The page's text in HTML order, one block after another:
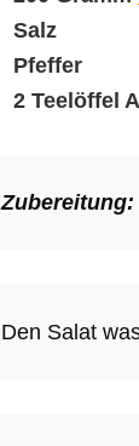
Salz
Pfeffer
2 Teelöffel
Zubereitung:
Den Salat